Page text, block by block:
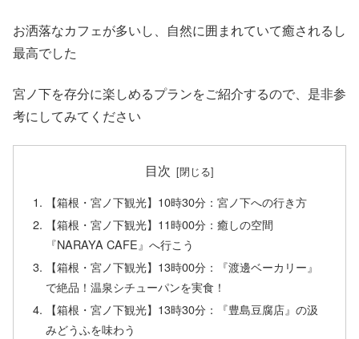
お洒落なカフェが多いし、自然に囲まれていて癒されるし
最高でした
宮ノ下を存分に楽しめるプランをご紹介するので、是非参
考にしてみてください
目次
【箱根・宮ノ下観光】10時30分：宮ノ下への行き方
【箱根・宮ノ下観光】11時00分：癒しの空間
『NARAYA CAFE』へ行こう
【箱根・宮ノ下観光】13時00分：『渡邊ベーカリー』
で絶品！温泉シチューパンを実食！
【箱根・宮ノ下観光】13時30分：『豊島豆腐店』の汲
みどうふを味わう